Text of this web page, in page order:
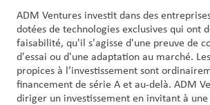
ADM Ventures investit dans des
dotées de technologies exclusives qui ont
faisabilité, qu'il s'agisse d'une preuve de
d'essai ou d'une adaptation au marché.
propices à l’investissement sont
financement de série A et au-delà. ADM
diriger un investissement en invitant à